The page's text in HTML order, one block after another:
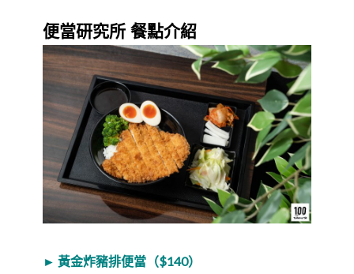
便當研究所 餐點介紹
► 黃金炸豬排便當（$140）